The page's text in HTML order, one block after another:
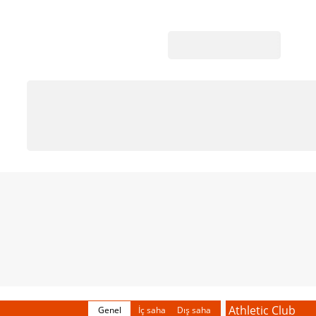
Genel İç saha
Dış saha
Athletic Club